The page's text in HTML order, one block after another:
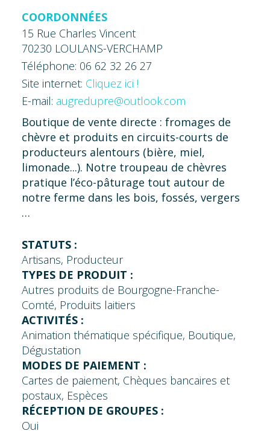
COORDONNÉES
15 Rue Charles Vincent
70230 LOULANS-VERCHAMP
Téléphone: 06 62 32 26 27
Site internet: Cliquez ici !
E-mail: augredupre@outlook.com
Boutique de vente directe : fromages de
chèvre et produits en circuits-courts de
producteurs alentours (bière, miel,
limonade...). Notre troupeau de chèvres
pratique l’éco-pâturage tout autour de
notre ferme dans les bois, fossés, vergers
…
STATUTS :
Artisans, Producteur
TYPES DE PRODUIT :
Autres produits de Bourgogne-Franche-
Comté, Produits laitiers
ACTIVITÉS :
Animation thématique spécifique, Boutique,
Dégustation
MODES DE PAIEMENT :
Cartes de paiement, Chèques bancaires et
postaux, Espèces
RÉCEPTION DE GROUPES :
Oui